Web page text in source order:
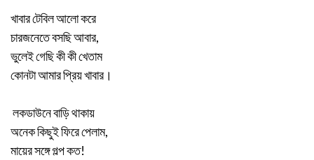
খাবার টেবিল আলো করে
চারজনেতে বসছি আবার,
ভুলেই গেছি কী কী খেতাম
কোনটা আমার প্রিয় খাবার।
লকডাউনে বাড়ি থাকায়
অনেক কিছুই ফিরে পেলাম,
মায়ের সঙ্গে গল্প কত!